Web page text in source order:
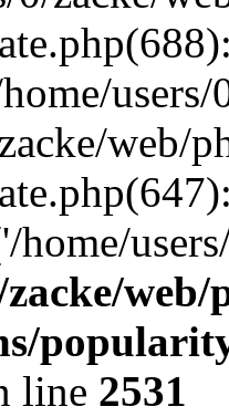
web/
home/
line 2531